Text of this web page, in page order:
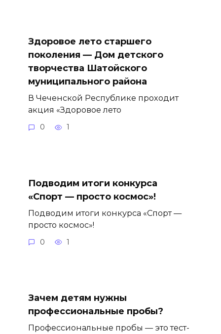
Здоровое лето старшего
поколения — Дом детского
творчества Шатойского
муниципального района
В Чеченской Республике проходит
акция «Здоровое лето
0 1
Подводим итоги конкурса
«Спорт — просто космос»!
Подводим итоги конкурса «Спорт —
просто космос»!
0 1
Зачем детям нужны
профессиональные пробы?
Профессиональные пробы — это тест-